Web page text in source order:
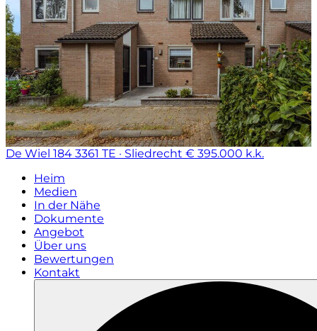
De Wiel 184 3361 TE · Sliedrecht € 395.000 k.k.
Heim
Medien
In der Nähe
Dokumente
Angebot
Über uns
Bewertungen
Kontakt